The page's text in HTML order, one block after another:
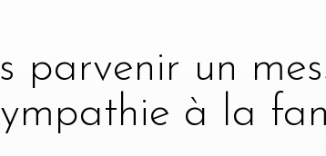
parvenir un
à la